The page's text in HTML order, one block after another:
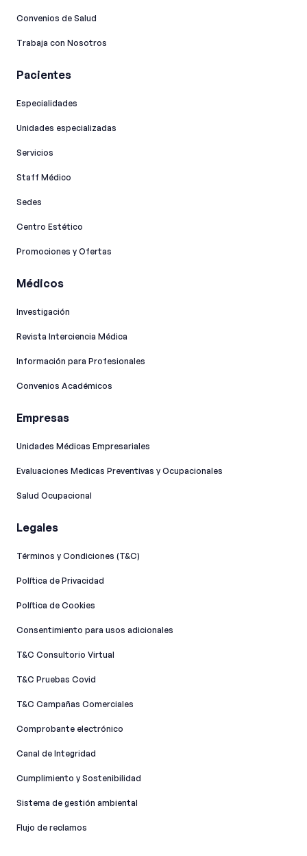
Convenios de Salud
Trabaja con Nosotros
Pacientes
Especialidades
Unidades especializadas
Servicios
Staff Médico
Sedes
Centro Estético
Promociones y Ofertas
Médicos
Investigación
Revista Interciencia Médica
Información para Profesionales
Convenios Académicos
Empresas
Unidades Médicas Empresariales
Evaluaciones Medicas Preventivas y Ocupacionales
Salud Ocupacional
Legales
Términos y Condiciones (T&C)
Política de Privacidad
Política de Cookies
Consentimiento para usos adicionales
T&C Consultorio Virtual
T&C Pruebas Covid
T&C Campañas Comerciales
Comprobante electrónico
Canal de Integridad​
Cumplimiento y Sostenibilidad
Sistema de gestión ambiental
Flujo de reclamos